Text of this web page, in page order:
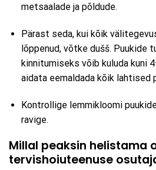
metsaalade ja põldude.
Pärast seda, kui kõik
lõppenud, võtke dušš. Puukide
kinnitumiseks võib kuluda kuni
aidata eemaldada kõik lahtised
Kontrollige lemmikloomi
ravige.
Millal peaksin helistama
tervishoiuteenuse